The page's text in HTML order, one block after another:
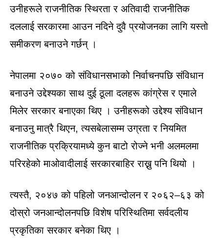
उनीहरूले राजनीतिक स्थिरता र अतिवादी राजनीतिक
दललाई सरकारमा आउन नदिने दुवै प्रयोजनका लागि यस्तो
समीकरण बनाउने गर्छन् ।
नेपालमा २०७० को संविधानसभाको निर्वाचनपछि संविधान
बनाउने उद्देश्यका साथ दुई ठूला दलहरू कांग्रेस र एमाले
मिलेर सरकार बनाएका थिए । उनीहरूको उद्देश्य संविधान
बनाउनु मात्रै थिएन, त्यसबेलासम्म उग्रता र नियमित
राजनीतिक प्रक्रियामध्ये कुन बाटो रोज्ने भनी अलमलमा
परिरहेको माओवादीलाई सरकारबाहिर राख्नु पनि थियो ।
त्यस्तै, २०४७ को पहिलो जनआन्दोलन र २०६२–६३ को
दोस्रो जनआन्दोलनपछि विशेष परिस्थितिमा सर्वदलीय
प्रकृतिका सरकार बनेका थिए ।